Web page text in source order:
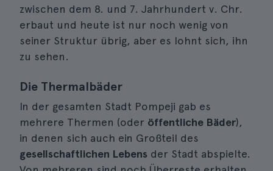
zwischen dem 8. und 7. Jahrhundert v. Chr.
erbaut und heute ist nur noch wenig von
seiner Struktur übrig, aber es lohnt sich, ihn
zu sehen.
Die Thermalbäder
In der gesamten Stadt Pompeji gab es
mehrere Thermen (oder öffentliche Bäder),
in denen sich auch ein Großteil des
gesellschaftlichen Lebens der Stadt abspielte.